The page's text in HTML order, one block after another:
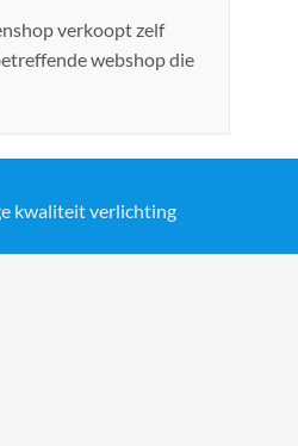
verkoopt zelf
webshop die
kwaliteit verlichting